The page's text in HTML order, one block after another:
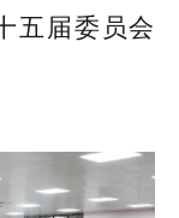
五届委员会